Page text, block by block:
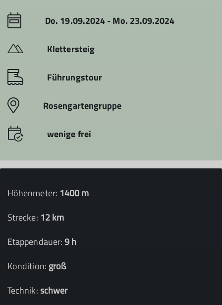
Do. 19.09.2024 - Mo. 23.09.2024
Klettersteig
Führungstour
Rosengartengruppe
wenige frei
Höhenmeter: 1400 m
Strecke: 12 km
Etappendauer:9 h
Kondition: groß
Technik: schwer